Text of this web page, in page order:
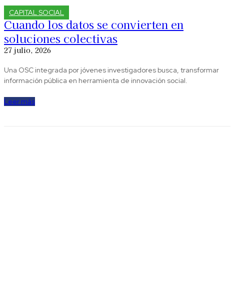
CAPITAL SOCIAL
Cuando los datos se convierten en
soluciones colectivas
27 julio, 2026
Una OSC integrada por jóvenes investigadores busca, transformar
información pública en herramienta de innovación social.
Leer más